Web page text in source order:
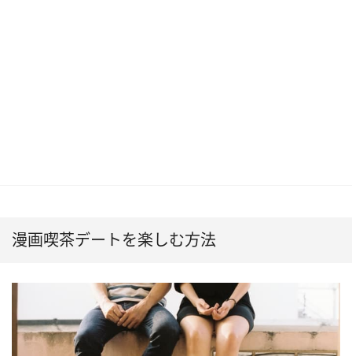
漫画喫茶デートを楽しむ方法